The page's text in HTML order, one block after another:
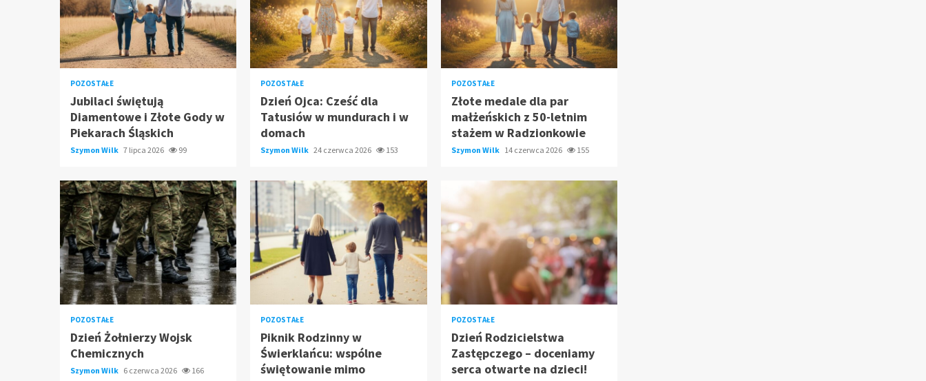
POZOSTAŁE
Jubilaci świętują
Diamentowe i Złote Gody w
Piekarach Śląskich
Szymon Wilk 7 lipca 2026 99
POZOSTAŁE
Dzień Ojca: Cześć dla
Tatusiów w mundurach i w
domach
Szymon Wilk 24 czerwca 2026 153
POZOSTAŁE
Złote medale dla par
małżeńskich z 50-letnim
stażem w Radzionkowie
Szymon Wilk 14 czerwca 2026 155
POZOSTAŁE
Dzień Żołnierzy Wojsk
Chemicznych
Szymon Wilk 6 czerwca 2026 166
POZOSTAŁE
Piknik Rodzinny w
Świerklańcu: wspólne
świętowanie mimo
POZOSTAŁE
Dzień Rodzicielstwa
Zastępczego – doceniamy
serca otwarte na dzieci!